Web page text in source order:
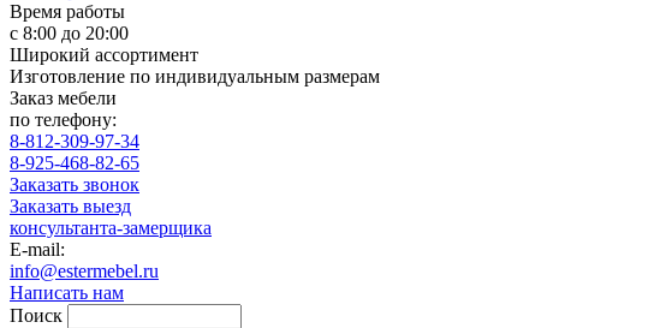
Время работы
с 8:00 до 20:00
Широкий ассортимент
Изготовление по индивидуальным размерам
Заказ мебели
по телефону:
8-812-309-97-34
8-925-468-82-65
Заказать звонок
Заказать выезд
консультанта-замерщика
E-mail:
info@estermebel.ru
Написать нам
Поиск